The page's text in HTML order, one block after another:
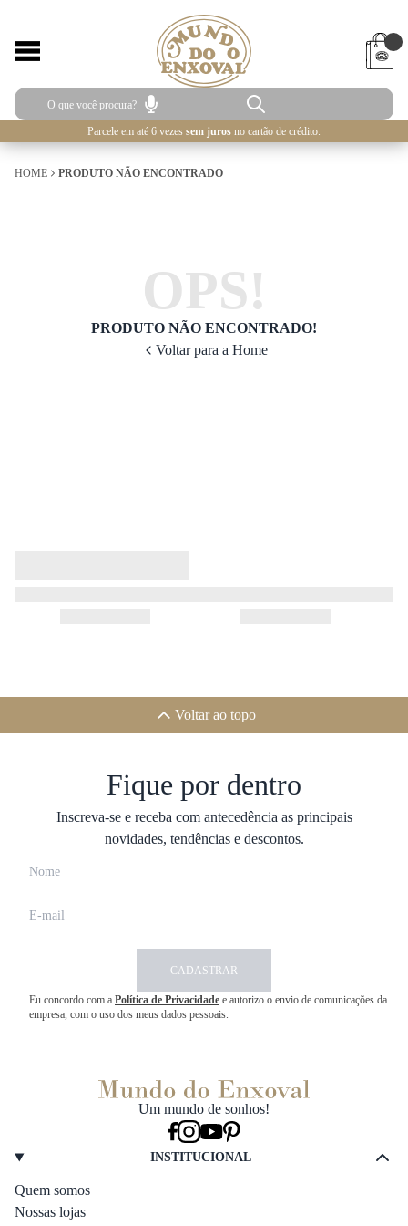
Parcele em até 6 vezes sem juros no cartão de crédito.
HOME PRODUTO NÃO ENCONTRADO
OPS!
PRODUTO NÃO ENCONTRADO!
Voltar para a Home
Voltar ao topo
Fique por dentro
Inscreva-se e receba com antecedência as principais
novidades, tendências e descontos.
CADASTRAR
Eu concordo com a Política de Privacidade e autorizo o envio de comunicações da
empresa, com o uso dos meus dados pessoais.
Um mundo de sonhos!
INSTITUCIONAL
Quem somos
Nossas lojas